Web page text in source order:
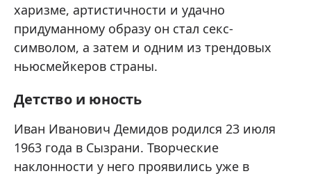
харизме, артистичности и удачно
придуманному образу он стал секс-
символом, а затем и одним из трендовых
ньюсмейкеров страны.
Детство и юность
Иван Иванович Демидов родился 23 июля
1963 года в Сызрани. Творческие
наклонности у него проявились уже в